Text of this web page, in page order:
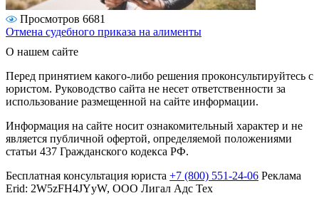
Просмотров 6681
Отмена судебного приказа на алименты
О нашем сайте
Перед принятием какого-либо решения проконсультируйтесь с
юристом. Руководство сайта не несет ответственности за
использование размещенной на сайте информации.
Информация на сайте носит ознакомительный характер и не
является публичной офертой, определяемой положениями
статьи 437 Гражданского кодекса РФ.
Бесплатная консультация юриста +7 (800) 551-24-06 Реклама
Erid: 2W5zFH4JYyW, ООО Лигал Адс Тех